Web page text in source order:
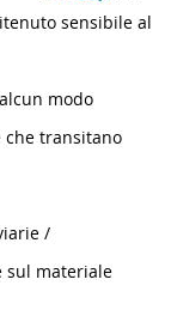
sensibile al
modo
che transitano
/
sul materiale